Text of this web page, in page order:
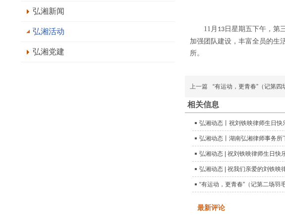
弘湘新闻
弘湘活动
弘湘党建
11 月 13 日星期五下午，第
加强团队建设，丰富全员的生
所。
上一篇 “有运动，更青春”（记第四
相关信息
弘湘动态丨祝刘铁映律师生日快
弘湘动态丨湖南弘湘律师事务所
弘湘动态 | 祝刘铁映律师生日快
弘湘动态 | 祝我们亲爱的刘铁映
“有运动，更青春”（记第二场羽
最新评论